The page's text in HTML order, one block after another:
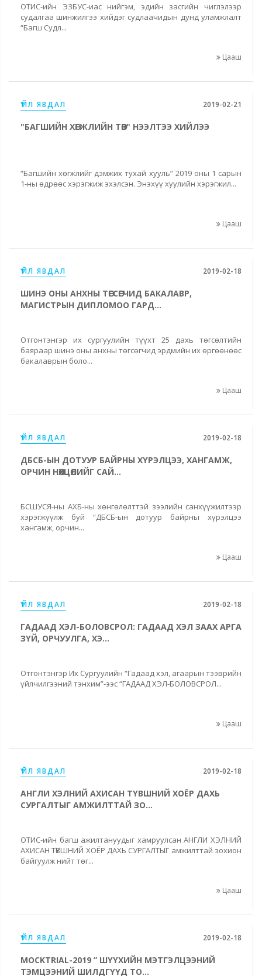
ОТИС-ийн ЭЗБУС-иас нийгэм, эдийн засгийн чиглэлээр
судалгаа шинжилгээ хийдэг судлаачидын дунд уламжлалт
“Багш Судл...
Цааш
ҮЙЛ ЯВДАЛ 2019-02-21
"БАГШИЙН ХӨГЖЛИЙН ТӨВ" НЭЭЛТЭЭ ХИЙЛЭЭ
“Багшийн хөгжлийг дэмжих тухай хууль” 2019 оны 1 сарын
1-ны өдрөөс хэрэгжиж эхэлсэн. Энэхүү хуулийн хэрэгжил...
Цааш
ҮЙЛ ЯВДАЛ 2019-02-18
ШИНЭ ОНЫ АНХНЫ ТӨГСӨГЧИД БАКАЛАВР,
МАГИСТРЫН ДИПЛОМОО ГАРД...
Отгонтэнгэр их сургуулийн түүхт 25 дахь төгсөлтийн
баяраар шинэ оны анхны төгсөгчид эрдмийн их өргөөнөөс
бакалаврын боло...
Цааш
ҮЙЛ ЯВДАЛ 2019-02-18
ДБСБ-ЫН ДОТУУР БАЙРНЫ ХҮРЭЛЦЭЭ, ХАНГАМЖ,
ОРЧИН НӨХЦӨЛИЙГ САЙ...
БСШУСЯ-ны АХБ-ны хөнгөлөлттэй зээлийн санхүүжилтээр
хэрэгжүүлж буй “ДБСБ-ын дотуур байрны хүрэлцээ
хангамж, орчин...
Цааш
ҮЙЛ ЯВДАЛ 2019-02-18
ГАДААД ХЭЛ-БОЛОВСРОЛ: ГАДААД ХЭЛ ЗААХ АРГА
ЗҮЙ, ОРЧУУЛГА, ХЭ...
Отгонтэнгэр Их Сургуулийн “Гадаад хэл, агаарын тээврийн
үйлчилгээний тэнхим”-ээс “ГАДААД ХЭЛ-БОЛОВСРОЛ...
Цааш
ҮЙЛ ЯВДАЛ 2019-02-18
АНГЛИ ХЭЛНИЙ АХИСАН ТҮВШНИЙ ХОЁР ДАХЬ
СУРГАЛТЫГ АМЖИЛТТАЙ ЗО...
ОТИС-ийн багш ажилтануудыг хамруулсан АНГЛИ ХЭЛНИЙ
АХИСАН ТҮВШНИЙ ХОЁР ДАХЬ СУРГАЛТЫГ амжилттай зохион
байгуулж нийт төг...
Цааш
ҮЙЛ ЯВДАЛ 2019-02-18
MOCKTRIAL-2019 ” ШҮҮХИЙН МЭТГЭЛЦЭЭНИЙ
ТЭМЦЭЭНИЙ ШИЛДГҮҮД ТО...